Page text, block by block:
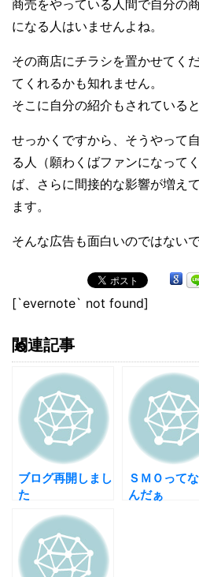
商売をやっている人間で自分の
になる人はいませんよね。
その商店にチラシを置かせてく
てくれるかも知れません。
そこに自分の紹介もされている
せっかくですから、そうやって
る人（願わくばファンになって
ば、さらに間接的な影響が増え
ます。
そんな広告も面白いのではない
[`evernote` not found]
関連記事
ブログ再開しまし
た
ＳＭＯって
んだぁ